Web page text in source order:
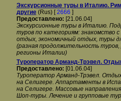
Экскурсионные туры в Италию.
другие(Rus) [2666 ]
Предоставлено: [21.06.04]
Экскурсионные туры в Италию.
туров по категориям: знакомство
отдых, экономичный отдых, туры
(разная продолжительность
регионы Италии)
Туроператор Арманд-Трэвел.
Предоставлено: [01.06.04]
Туроператор Арманд-Трэвел.
на Селигере. Аппартаменты в
на Селигере. Массовые
Шоп-туры. Лечение и групповые